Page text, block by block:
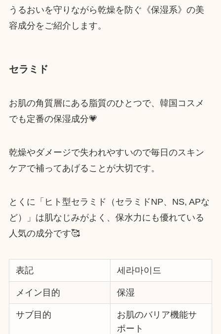
うるおいを守りながら乾燥を防ぐ《保湿系》の美
容成分をご紹介します。
セラミド
お肌の角質層にある脂質のひとつで、韓国コスメ
でも定番の保湿成分💗
乾燥やダメージで失われやすいので毎日のスキン
ケアで補ってあげることが大切です。
とくに「ヒト型セラミド（セラミドNP、NS, APな
ど）」は肌なじみがよく、保水力にも優れている
人気の成分です🥰
表記 세라마이드
メイン目的 保湿
サブ目的
お肌のバリア機能サ
ポート